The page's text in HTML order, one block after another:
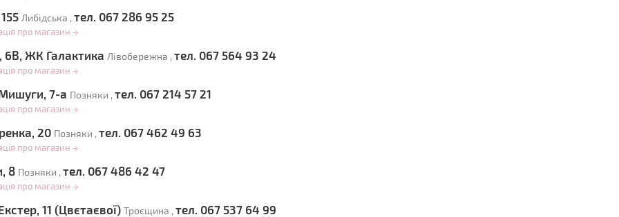
Либідська , тел. 067 286 95 25
про магазин →
6В, ЖК Галактика Лівобережна , тел. 067 564 93 24
про магазин →
7-а Позняки , тел. 067 214 57 21
про магазин →
20 Позняки , тел. 067 462 49 63
про магазин →
8 Позняки , тел. 067 486 42 47
про магазин →
11 (Цвєтаєвої) Троєщина , тел. 067 537 64 99